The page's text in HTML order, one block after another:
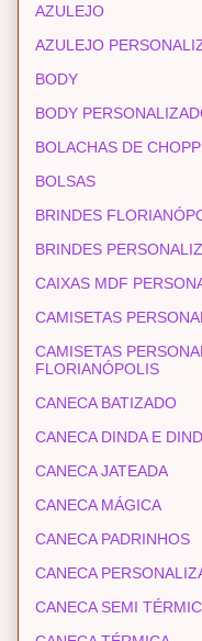
AZULEJO
AZULEJO
BODY
BODY
BOLACHAS DE CHOPP
BOLSAS
BRINDES
BRINDES
CAIXAS MDF
CAMISETAS
CAMISETAS
FLORIANÓPOLIS
CANECA BATIZADO
CANECA DINDA E
CANECA JATEADA
CANECA MÁGICA
CANECA PADRINHOS
CANECA
CANECA SEMI